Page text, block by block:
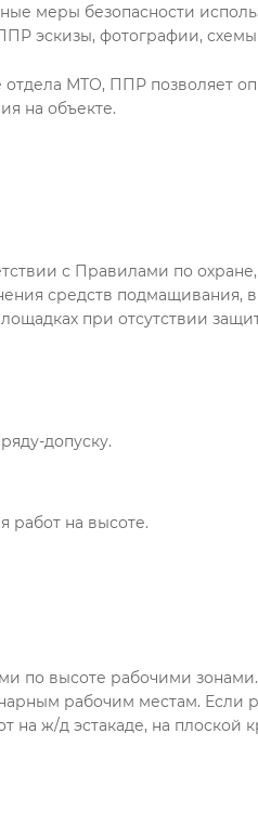
меры безопасности
эскизы, фотографии,
МТО, ППР позволяет
на объекте.
с Правилами по охране,
средств
при отсутствии
допуску.
работ на высоте.
по высоте рабочими
рабочим местам. Если
на ж/д эстакаде, на плоской